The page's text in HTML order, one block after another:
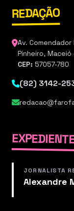
REDAÇÃO
Av. Comendador
Pinheiro, Maceió
CEP: 57057-780
(82) 3142-
JORNALISTA
Alexandre